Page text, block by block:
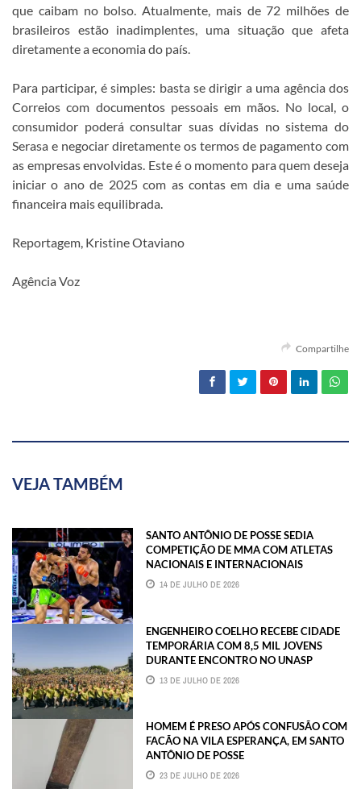
que caibam no bolso. Atualmente, mais de 72 milhões de
brasileiros estão inadimplentes, uma situação que afeta
diretamente a economia do país.
Para participar, é simples: basta se dirigir a uma agência dos
Correios com documentos pessoais em mãos. No local, o
consumidor poderá consultar suas dívidas no sistema do
Serasa e negociar diretamente os termos de pagamento com
as empresas envolvidas. Este é o momento para quem deseja
iniciar o ano de 2025 com as contas em dia e uma saúde
financeira mais equilibrada.
Reportagem, Kristine Otaviano
Agência Voz
Compartilhe
VEJA TAMBÉM
SANTO ANTÔNIO DE POSSE SEDIA
COMPETIÇÃO DE MMA COM ATLETAS
NACIONAIS E INTERNACIONAIS
14 DE JULHO DE 2026
ENGENHEIRO COELHO RECEBE CIDADE
TEMPORÁRIA COM 8,5 MIL JOVENS
DURANTE ENCONTRO NO UNASP
13 DE JULHO DE 2026
HOMEM É PRESO APÓS CONFUSÃO COM
FACÃO NA VILA ESPERANÇA, EM SANTO
ANTÔNIO DE POSSE
23 DE JULHO DE 2026